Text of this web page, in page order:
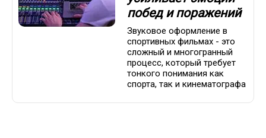
побед и поражений
Звуковое оформление в
спортивных фильмах - это
сложный и многогранный
процесс, который требует
тонкого понимания как
спорта, так и кинематографа